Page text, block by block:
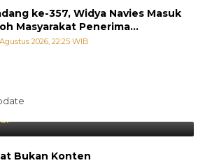
ke-357, Widya Navies Masuk
Masyarakat Penerima
Pemko Padang
2026, 22:25 WIB
tetapi Jepang Selalu
Kejutan
Bukan Konten